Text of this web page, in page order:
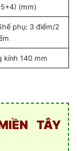
(mm)
phụ: 3 điểm/2
kính 140 mm
TÂY